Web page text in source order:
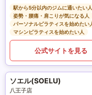
駅から5分以内のジムに通いたい人
姿勢・腰痛・肩こりが気になる人
パーソナルピラティスを始めたい
マシンピラティスを始めたい人
公式サイトを見る
ソエル(SOELU)
八王子店